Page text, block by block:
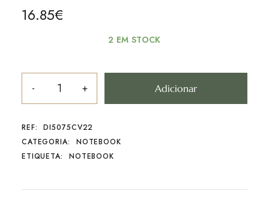
16.85€
2 EM STOCK
Adicionar
REF:
DI5075CV22
CATEGORIA:
NOTEBOOK
ETIQUETA:
NOTEBOOK